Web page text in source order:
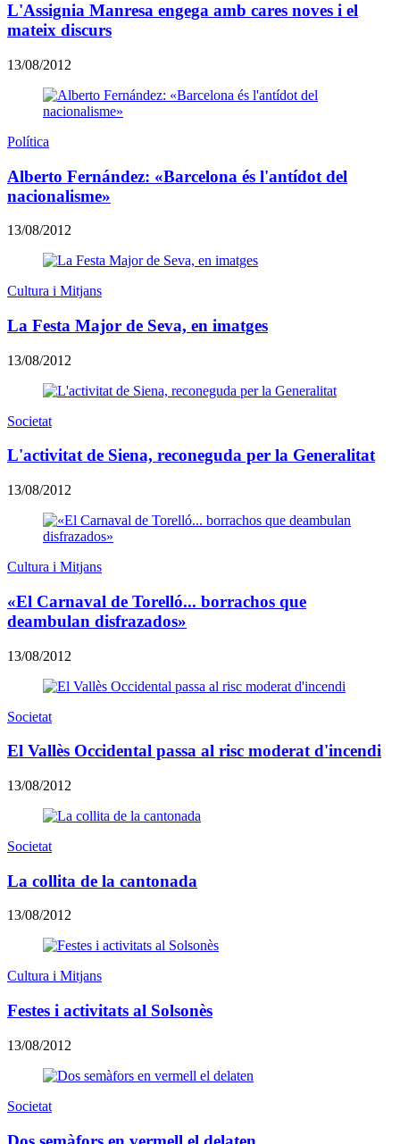
L'Assignia Manresa engega amb cares noves i el
mateix discurs
13/08/2012
Política
Alberto Fernández: «Barcelona és l'antídot del
nacionalisme»
13/08/2012
Cultura i Mitjans
La Festa Major de Seva, en imatges
13/08/2012
Societat
L'activitat de Siena, reconeguda per la Generalitat
13/08/2012
Cultura i Mitjans
«El Carnaval de Torelló... borrachos que
deambulan disfrazados»
13/08/2012
Societat
El Vallès Occidental passa al risc moderat d'incendi
13/08/2012
Societat
La collita de la cantonada
13/08/2012
Cultura i Mitjans
Festes i activitats al Solsonès
13/08/2012
Societat